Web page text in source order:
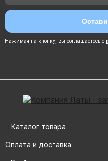
Нажимая на кнопку, вы соглашаетесь с
Каталог товара
Оплата и доставка